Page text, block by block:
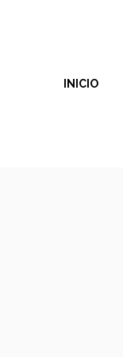
INICIO